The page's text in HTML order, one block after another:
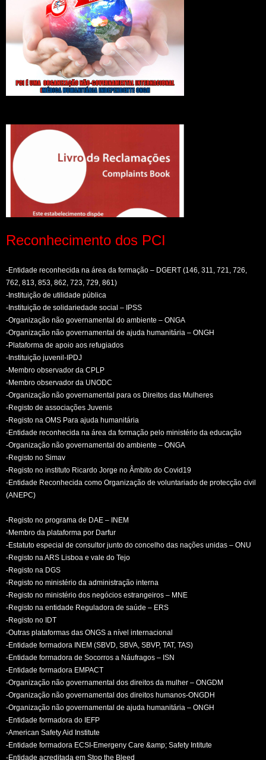
Reconhecimento dos PCI
-Entidade reconhecida na área da formação – DGERT (146, 311, 721, 726,
762, 813, 853, 862, 723, 729, 861)
-Instituição de utilidade pública
-Instituição de solidariedade social – IPSS
-Organização não governamental do ambiente – ONGA
-Organização não governamental de ajuda humanitária – ONGH
-Plataforma de apoio aos refugiados
-Instituição juvenil-IPDJ
-Membro observador da CPLP
-Membro observador da UNODC
-Organização não governamental para os Direitos das Mulheres
-Registo de associações Juvenis
-Registo na OMS Para ajuda humanitária
-Entidade reconhecida na área da formação pelo ministério da educação
-Organização não governamental do ambiente – ONGA
-Registo no Simav
-Registo no instituto Ricardo Jorge no Âmbito do Covid19
-Entidade Reconhecida como Organização de voluntariado de protecção civil
(ANEPC)
-Registo no programa de DAE – INEM
-Membro da plataforma por Darfur
-Estatuto especial de consultor junto do concelho das nações unidas – ONU
-Registo na ARS Lisboa e vale do Tejo
-Registo na DGS
-Registo no ministério da administração interna
-Registo no ministério dos negócios estrangeiros – MNE
-Registo na entidade Reguladora de saúde – ERS
-Registo no IDT
-Outras plataformas das ONGS a nível internacional
-Entidade formadora INEM (SBVD, SBVA, SBVP, TAT, TAS)
-Entidade formadora de Socorros a Náufragos – ISN
-Entidade formadora EMPACT
-Organização não governamental dos direitos da mulher – ONGDM
-Organização não governamental dos direitos humanos-ONGDH
-Organização não governamental de ajuda humanitária – ONGH
-Entidade formadora do IEFP
-American Safety Aid Institute
-Entidade formadora ECSI-Emergeny Care &amp; Safety Intitute
-Entidade acreditada em Stop the Bleed